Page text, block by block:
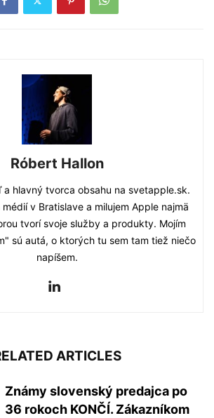
Róbert Hallon
a hlavný tvorca obsahu na svetapple.sk.
v Bratislave a milujem Apple najmä
tvorí svoje služby a produkty. Mojím
sú autá, o ktorých tu sem tam tiež niečo
napíšem.
ARTICLES
Známy slovenský predajca po
36 rokoch KONČÍ. Zákazníkom